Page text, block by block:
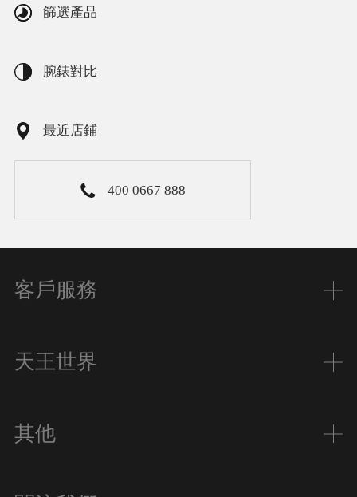
篩選產品
腕錶對比
最近店鋪
400 0667 888
客戶服務
天王世界
其他